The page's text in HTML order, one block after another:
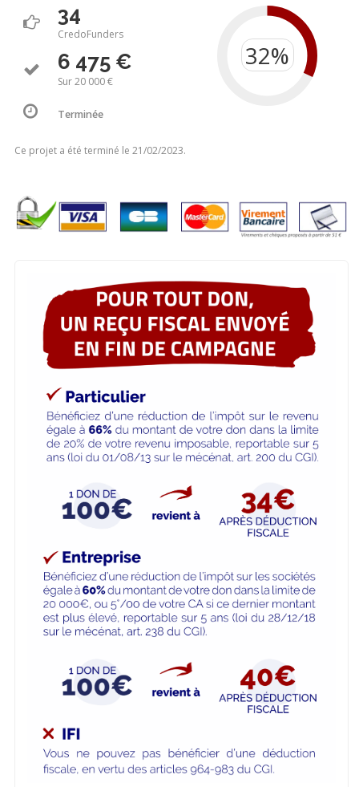
34
CredoFunders
6 475 €
Sur 20 000 €
Terminée
Ce projet a été terminé le 21/02/2023.